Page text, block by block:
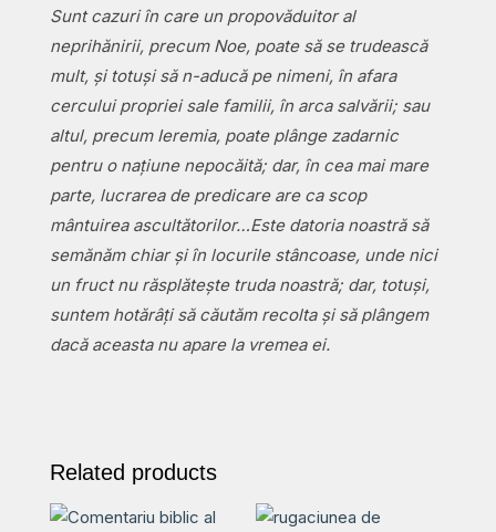
Sunt cazuri în care un propovăduitor al
neprihănirii, precum Noe, poate să se trudească
mult, și totuși să n-aducă pe nimeni, în afara
cercului propriei sale familii, în arca salvării; sau
altul, precum Ieremia, poate plânge zadarnic
pentru o națiune nepocăită; dar, în cea mai mare
parte, lucrarea de predicare are ca scop
mântuirea ascultătorilor…Este datoria noastră să
semănăm chiar și în locurile stâncoase, unde nici
un fruct nu răsplătește truda noastră; dar, totuși,
suntem hotărâți să căutăm recolta și să plângem
dacă aceasta nu apare la vremea ei.
Related products